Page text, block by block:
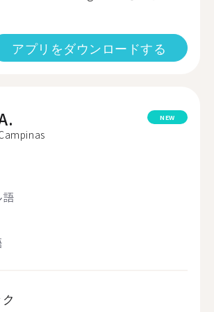
アプリをダウンロードする
NEW